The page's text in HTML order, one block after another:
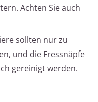
Achten Sie auch
sollten nur zu
und die Fressnäpfe
gereinigt werden.